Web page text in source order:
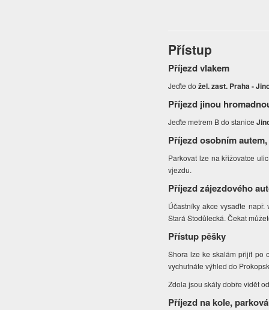
Přístup
Příjezd vlakem
Jeďte dožel. zast. Praha -
Příjezd jinou
Jeďte metrem B do stanice
Příjezd osobním
Parkovat lze na křižovatce
vjezdu.
Příjezd zájezdového
Účastníky akce vysaďte
Stará Stodůlecká. Čekat
Přístup pěšky
Shora lze ke skalám přijít po
vychutnáte výhled do
Zdola jsou skály dobře vidět
Příjezd na kole,